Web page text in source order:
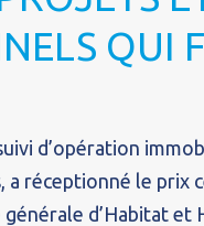
QUI
d’opération
a réceptionné le prix
d’Habitat et